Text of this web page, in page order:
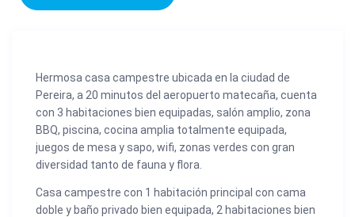
Hermosa casa campestre ubicada en la ciudad de
Pereira, a 20 minutos del aeropuerto matecaña, cuenta
con 3 habitaciones bien equipadas, salón amplio, zona
BBQ, piscina, cocina amplia totalmente equipada,
juegos de mesa y sapo, wifi, zonas verdes con gran
diversidad tanto de fauna y flora.
Casa campestre con 1 habitación principal con cama
doble y baño privado bien equipada, 2 habitaciones bien